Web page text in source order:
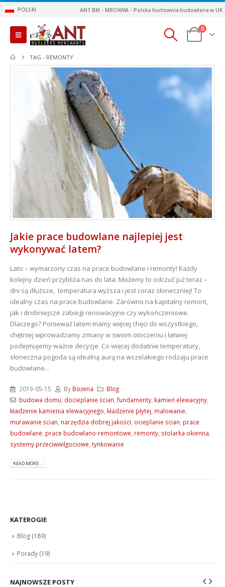
POLSKI ANT BM - MROWKA - Polska hurtownia budowlana w UK
0
TAG - REMONTY
Jakie prace budowlane najlepiej jest
wykonywać latem?
Lato – wymarzony czas na prace budowlane i remonty! Każdy
kolejny dzień przybliża nas do lata. Możemy to odczuć już teraz –
dni są dłuższe, temperatura wyższa i jest coraz słoneczniej! To
idealny czas na prace budowlane. Zarówno na kapitalny remont,
jak i drobniejsze zabiegi renowacyjne czy wykończeniowe.
Dlaczego? Ponieważ latem mamy więcej chęci do wszystkiego,
chętniej wprowadzamy zmiany w swoim otoczeniu i łatwiej
podejmujemy ważne decyzje. Co więcej dodatnie temperatury,
słoneczna pogoda są idealną aurą na wszelakiego rodzaju prace
budowlane...
2019-05-15 By Bożena
Blog
budowa domu docieplanie ścian fundamenty, kamień elewacyjny,
kładzenie kamienia elewacyjnego kładzenie płytej malowanie
murawanie ścian narzędzia dobrej jakości ocieplanie ścian prace
budowlane prace budowlano-remontowe remonty stolarka okienna
systemy przeciwwilgociowe tynkowanie
READ MORE...
KATEROGIE
Blog (189)
Porady (19)
NAJNOWSZE POSTY